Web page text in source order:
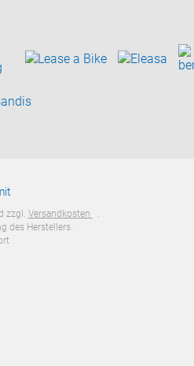
zzgl. Versandkosten
des Herstellers.